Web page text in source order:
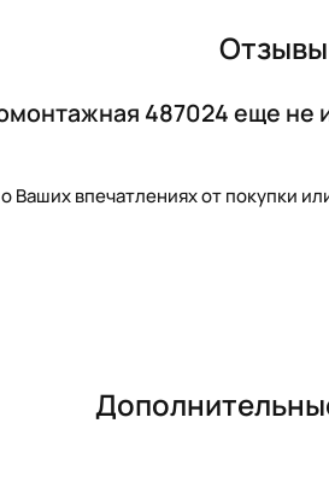
Отзывы
487024 еще
Ваших впечатлениях от покупки